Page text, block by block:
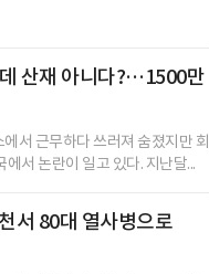
산재 아니다?…1500만
서 근무하다 쓰러져 숨졌지만 회
서 논란이 일고 있다. 지난달...
서 80대 열사병으로